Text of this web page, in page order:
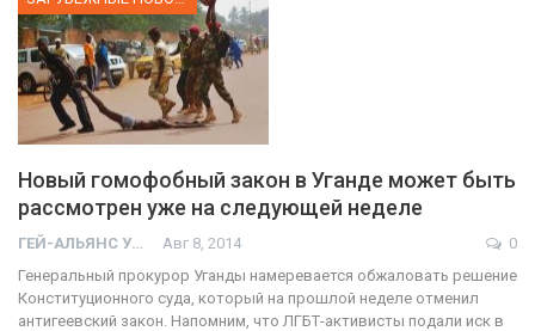
Новый гомофобный закон в Уганде может быть
рассмотрен уже на следующей неделе
ГЕЙ-АЛЬЯНС УКРАИНА Авг 8, 2014
0
Генеральный прокурор Уганды намеревается обжаловать решение
Конституционного суда, который на прошлой неделе отменил
антигеевский закон. Напомним, что ЛГБТ-активисты подали иск в